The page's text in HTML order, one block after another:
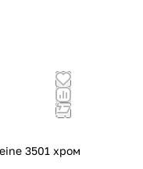
WB-350-
K-5023
K-5023D
3501 хром